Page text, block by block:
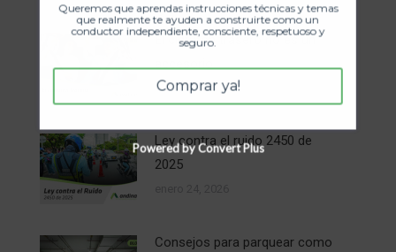
El cinturón trasero no es un
enero 24, 2026
Ley contra el ruido 2450 de
2025
Consejos para parquear como
Queremos que aprendas instrucciones técnicas y temas
que realmente te ayuden a construirte como un
conductor independiente, consciente, respetuoso y
seguro.
Comprar ya!
Powered by Convert Plus